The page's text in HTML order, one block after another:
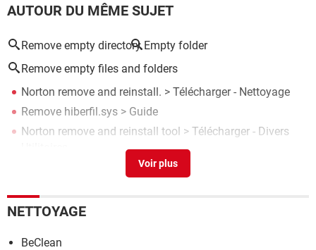
AUTOUR DU MÊME SUJET
Remove empty directory Empty folder
Remove empty files and folders
Norton remove and reinstall. > Télécharger - Nettoyage
Remove hiberfil.sys > Guide
Norton remove and reinstall tool > Télécharger - Divers
> Télécharger - Nettoyage
NETTOYAGE
BeClean